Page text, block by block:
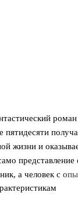
пятидесяти
жизни и
представление
а человек с
вещи. В книге